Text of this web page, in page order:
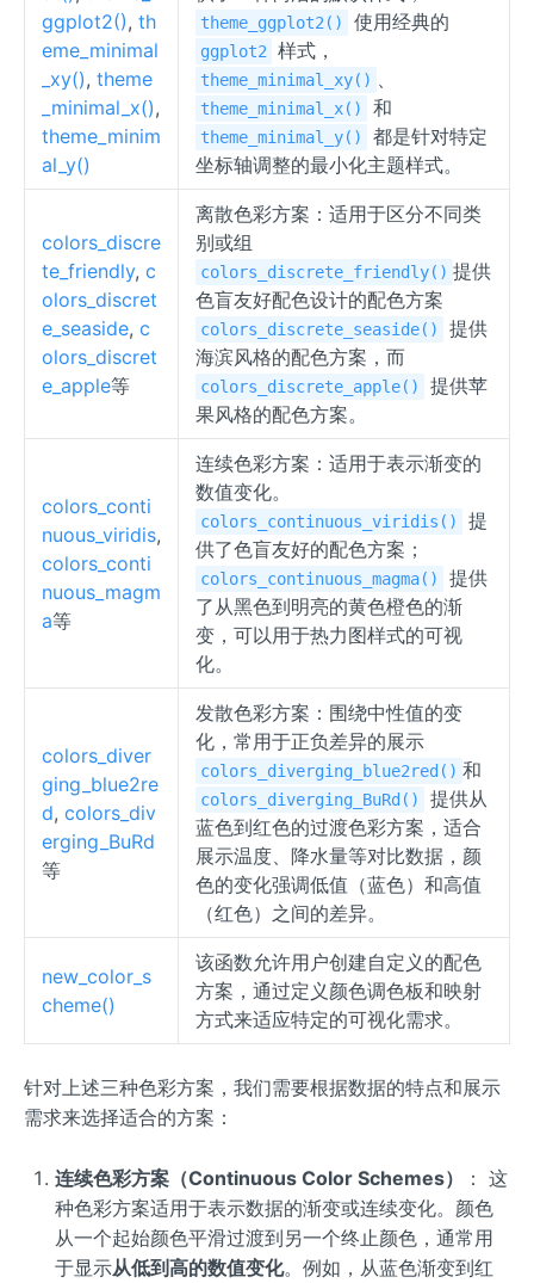
ggplot2(), th
eme_minimal
_xy(), theme
_minimal_x(),
theme_minim
al_y()
theme_ggplot2() 使用经典的
ggplot2 样式，
theme_minimal_xy() 、
theme_minimal_x() 和
theme_minimal_y()
都是针对特定
坐标轴调整的最小化主题样式。
colors_discre
te_friendly, c
olors_discret
e_seaside, c
olors_discret
e_apple等
离散色彩方案：适用于区分不同类
别或组
colors_discrete_friendly() 提供
色盲友好配色设计的配色方案
colors_discrete_seaside()
提供
海滨风格的配色方案，而
colors_discrete_apple()
提供苹
果风格的配色方案。
colors_conti
nuous_viridis,
colors_conti
nuous_magm
a等
连续色彩方案：适用于表示渐变的
数值变化。
colors_continuous_viridis()
提
供了色盲友好的配色方案；
colors_continuous_magma()
提供
了从黑色到明亮的黄色橙色的渐
变，可以用于热力图样式的可视
化。
colors_diver
ging_blue2re
d, colors_div
erging_BuRd
等
发散色彩方案：围绕中性值的变
化，常用于正负差异的展示
colors_diverging_blue2red() 和
colors_diverging_BuRd()
提供从
蓝色到红色的过渡色彩方案，适合
展示温度、降水量等对比数据，颜
色的变化强调低值（蓝色）和高值
（红色）之间的差异。
new_color_s
cheme()
该函数允许用户创建自定义的配色
方案，通过定义颜色调色板和映射
方式来适应特定的可视化需求。
针对上述三种色彩方案，我们需要根据数据的特点和展示
需求来选择适合的方案：
连续色彩方案（Continuous Color Schemes）
： 这
种色彩方案适用于表示数据的渐变或连续变化。颜色
从一个起始颜色平滑过渡到另一个终止颜色，通常用
于显示从低到高的数值变化。例如，从蓝色渐变到红